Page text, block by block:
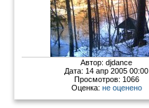
Автор:djdance
Дата: 14 апр 2005 00:00
Просмотров: 1066
Оценка: не оценено